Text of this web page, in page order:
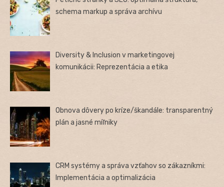
schema markup a správa archívu
Diversity & Inclusion v marketingovej
komunikácii: Reprezentácia a etika
Obnova dôvery po kríze/škandále: transparentný
plán a jasné míľniky
CRM systémy a správa vzťahov so zákazníkmi:
Implementácia a optimalizácia